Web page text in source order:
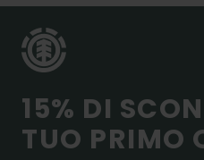
15% DI
TUO PRIMO